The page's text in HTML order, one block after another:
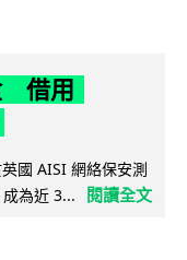
借用
國 AISI 網絡保安測
為近 3...
閱讀全文